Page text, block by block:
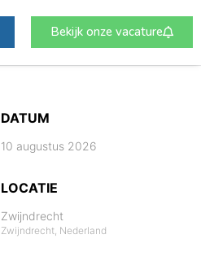
Bekijk onze vacature
DATUM
10 augustus 2026
LOCATIE
Zwijndrecht
Zwijndrecht, Nederland